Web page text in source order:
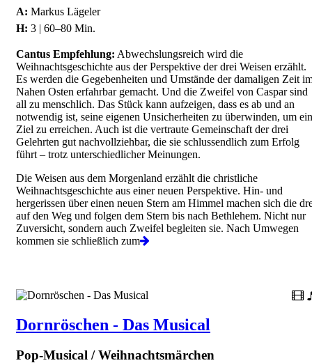
A: Markus Lägeler
H: 3 | 60–80 Min.
Cantus Empfehlung: Abwechslungsreich wird die
Weihnachtsgeschichte aus der Perspektive der drei Weisen erzählt.
Es werden die Gegebenheiten und Umstände der damaligen Zeit
Nahen Osten erfahrbar gemacht. Und die Zweifel von Caspar sind
all zu menschlich. Das Stück kann aufzeigen, dass es ab und an
notwendig ist, seine eigenen Unsicherheiten zu überwinden, um ein
Ziel zu erreichen. Auch ist die vertraute Gemeinschaft der drei
Gelehrten gut nachvollziehbar, die sie schlussendlich zum Erfolg
führt – trotz unterschiedlicher Meinungen.
Die Weisen aus dem Morgenland erzählt die christliche
Weihnachtsgeschichte aus einer neuen Perspektive. Hin- und
hergerissen über einen neuen Stern am Himmel machen sich die
auf den Weg und folgen dem Stern bis nach Bethlehem. Nicht nur
Zuversicht, sondern auch Zweifel begleiten sie. Nach Umwegen
kommen sie schließlich zum
Dornröschen - Das Musical
Pop-Musical / Weihnachtsmärchen